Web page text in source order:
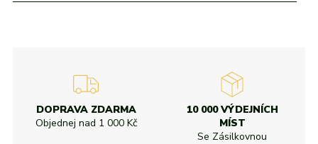
DOPRAVA ZDARMA
Objednej nad 1 000 Kč
10 000 VÝDEJNÍCH
MÍST
Se Zásilkovnou